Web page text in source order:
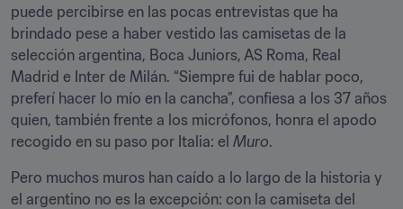
puede percibirse en las pocas entrevistas que ha
brindado pese a haber vestido las camisetas de la
selección argentina, Boca Juniors, AS Roma, Real
Madrid e Inter de Milán. “Siempre fui de hablar poco,
preferí hacer lo mío en la cancha”, confiesa a los 37 años
quien, también frente a los micrófonos, honra el apodo
recogido en su paso por Italia: el Muro.
Pero muchos muros han caído a lo largo de la historia y
el argentino no es la excepción: con la camiseta del